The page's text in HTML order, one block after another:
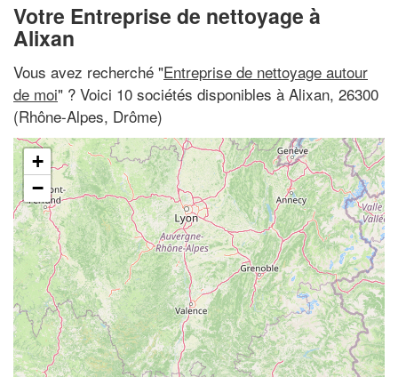
Votre Entreprise de nettoyage à
Alixan
Vous avez recherché "Entreprise de nettoyage autour
de moi" ? Voici 10 sociétés disponibles à Alixan, 26300
(Rhône-Alpes, Drôme)
+
−